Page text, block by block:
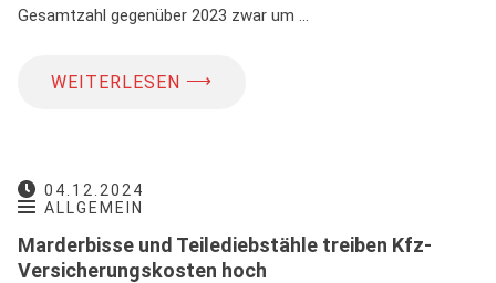
Gesamtzahl gegenüber 2023 zwar um …
WEITERLESEN ⟶
04.12.2024
ALLGEMEIN
Marderbisse und Teilediebstähle treiben Kfz-
Versicherungskosten hoch